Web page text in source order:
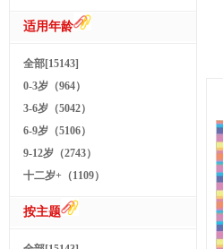
适用年龄
全部[15143]
0-3岁（964）
3-6岁（5042）
6-9岁（5106）
9-12岁（2743）
十二岁+（1109）
按主题